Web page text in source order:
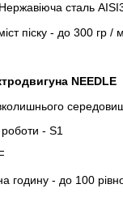
сталь
піску - до 300 гр /
NEEDLE
- S1
на годину - до 100